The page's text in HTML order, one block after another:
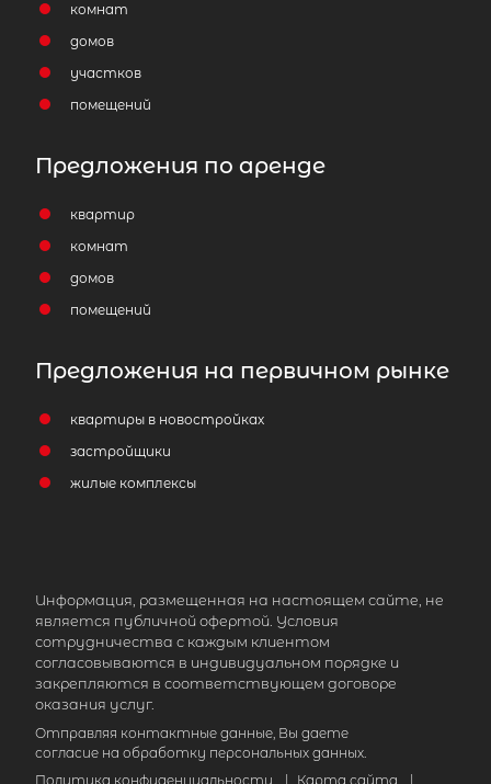
комнат
домов
участков
помещений
Предложения по аренде
квартир
комнат
домов
помещений
Предложения на первичном рынке
квартиры в новостройках
застройщики
жилые комплексы
Информация, размещенная на настоящем сайте, не
является публичной офертой. Условия
сотрудничества с каждым клиентом
согласовываются в индивидуальном порядке и
закрепляются в соответствующем договоре
оказания услуг.
Отправляя контактные данные, Вы даете
согласие на обработку персональных данных.
Политика конфиденциальности
Карта сайта